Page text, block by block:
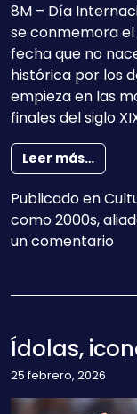
8M – Día
se conmemora
fecha que no
histórica por los
empieza en las
finales del siglo
Leer más…from
Publicado en
como2000s,
un comentarioen
Ídolas,
25 febrero, 2026